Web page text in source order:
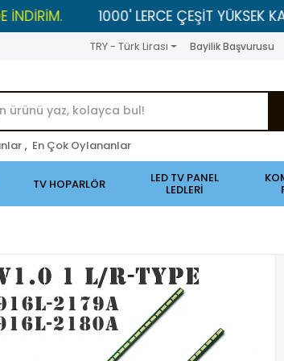
1000' LERCE ÇEŞİT YÜKSEK KALİTELİ
TRY - Türk Lirası Bayilik Başvurusu
, En Çok Oylananlar
TV HOPARLÖR LED TV PANEL
LEDLERİ